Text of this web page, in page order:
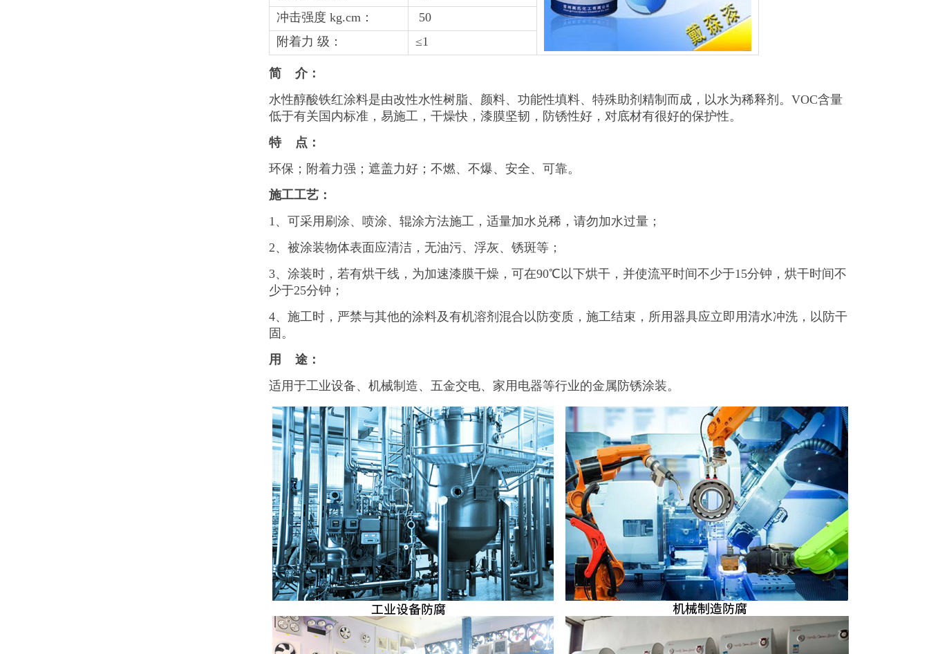
冲击强度 kg.cm：
50
附着力 级： ≤1
简 介：
水性醇酸铁红涂料是由改性水性树脂、颜料、功能性填料、特殊助剂精制而成，以水为稀释剂。VOC含量
低于有关国内标准，易施工，干燥快，漆膜坚韧，防锈性好，对底材有很好的保护性。
特 点：
环保；附着力强；遮盖力好；不燃、不爆、安全、可靠。
施工工艺：
1、可采用刷涂、喷涂、辊涂方法施工，适量加水兑稀，请勿加水过量；
2、被涂装物体表面应清洁，无油污、浮灰、锈斑等；
3、涂装时，若有烘干线，为加速漆膜干燥，可在90℃以下烘干，并使流平时间不少于15分钟，烘干时间不
少于25分钟；
4、施工时，严禁与其他的涂料及有机溶剂混合以防变质，施工结束，所用器具应立即用清水冲洗，以防干
固。
用 途：
适用于工业设备、机械制造、五金交电、家用电器等行业的金属防锈涂装。